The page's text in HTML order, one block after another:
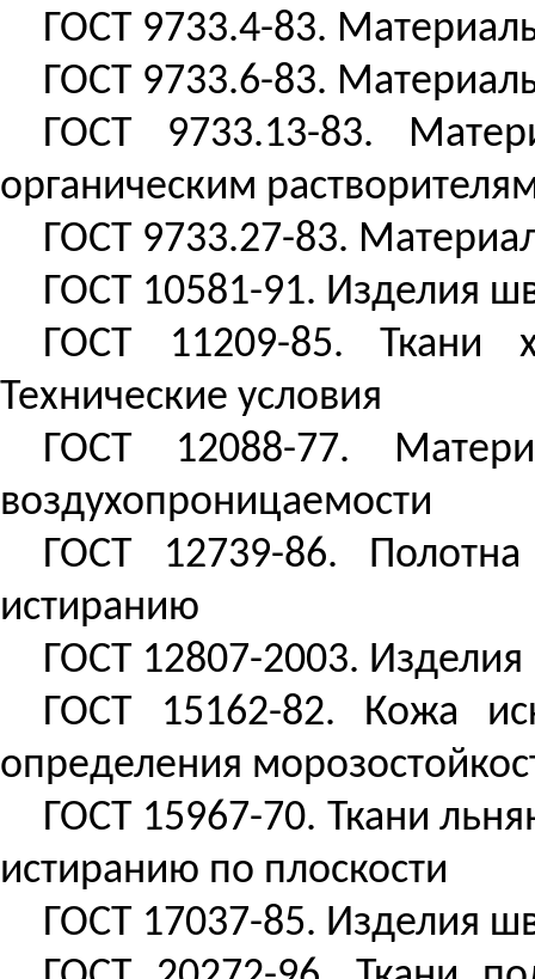
ГОСТ 9733.4-83.
ГОСТ 9733.6-83.
ГОСТ 9733.13-83.
органическим
ГОСТ 9733.27-83.
ГОСТ 10581-91. Изделия
ГОСТ 11209-85. Ткани
Технические условия
ГОСТ 12088-77.
воздухопроницаемости
ГОСТ 12739-86.
истиранию
ГОСТ 12807-2003.
ГОСТ 15162-82. Кожа
определения
ГОСТ 15967-70. Ткани
истиранию по плоскости
ГОСТ 17037-85. Изделия